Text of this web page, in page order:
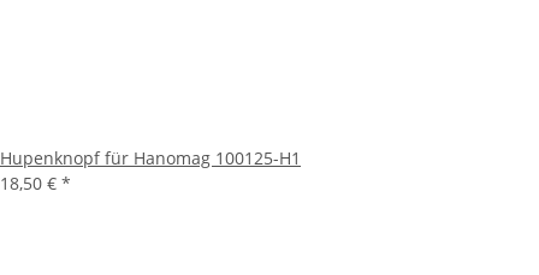
Hupenknopf für Hanomag 100125-H1
18,50 € *